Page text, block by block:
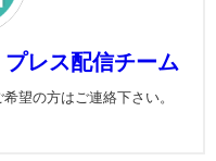
レス配信チーム
望の方はご連絡下さい。